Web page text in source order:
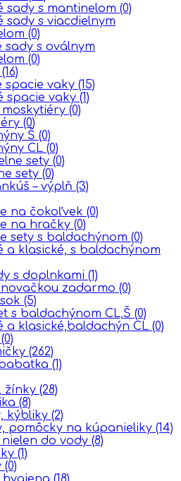
sady s mantinelom (0)
sady s viacdielnym
(0)
sady s oválnym
(0)
(16)
spacie vaky (15)
spacie vaky (1)
moskytiéry (0)
(0)
Š (0)
CL (0)
sety (0)
sety (0)
– výplň (3)
na čokoľvek (0)
na hračky (0)
sety s baldachýnom (0)
a klasické, s baldachýnom
s doplnkami (1)
zadarmo (0)
(5)
s baldachýnom CL,Š (0)
a klasické,baldachýn CL (0)
(0)
(262)
(1)
žínky (28)
(8)
kýbliky (2)
pomôcky na kúpanieliky (14)
do vody (8)
(1)
(0)